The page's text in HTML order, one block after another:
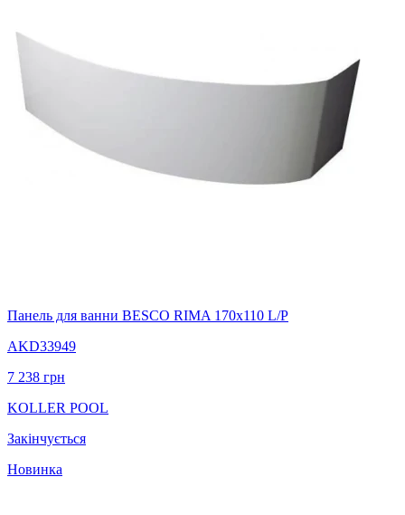
Панель для ванни BESCO RIMA 170х110 L/P
AKD33949
7 238 грн
KOLLER POOL
Закінчується
Новинка